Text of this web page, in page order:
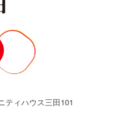
ティハウス三田101